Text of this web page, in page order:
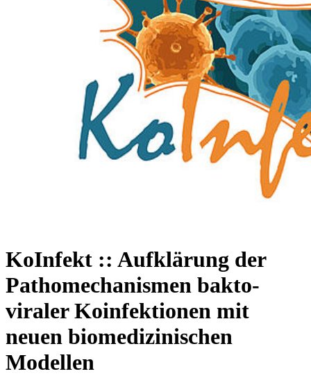
KoInfekt :: Aufklärung der
Pathomechanismen bakto-
viraler Koinfektionen mit
neuen biomedizinischen
Modellen